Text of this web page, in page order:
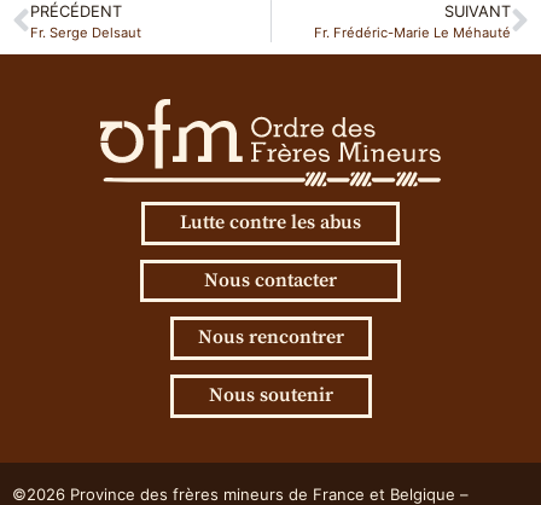
PRÉCÉDENT
Fr. Serge Delsaut
SUIVANT
Fr. Frédéric-Marie Le Méhauté
Lutte contre les abus
Nous contacter
Nous rencontrer
Nous soutenir
©2026 Province des frères mineurs de France et Belgique –